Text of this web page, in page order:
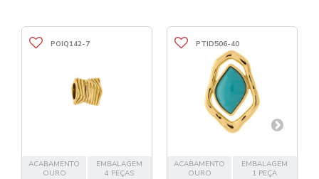
POIQ142-7
ACABAMENTO
OURO
EMBALAGEM
4 PEÇAS
PTID506-40
ACABAMENTO
OURO
EMBALAGEM
1 PEÇA